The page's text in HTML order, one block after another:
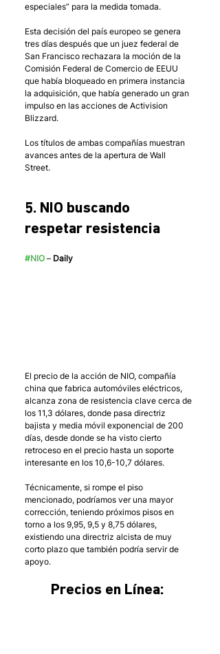
especiales” para la medida tomada.
Esta decisión del país europeo se genera
tres días después que un juez federal de
San Francisco rechazara la moción de la
Comisión Federal de Comercio de EEUU
que había bloqueado en primera instancia
la adquisición, que había generado un gran
impulso en las acciones de Activision
Blizzard.
Los títulos de ambas compañías muestran
avances antes de la apertura de Wall
Street.
5. NIO buscando
respetar resistencia
#NIO – Daily
El precio de la acción de NIO, compañía
china que fabrica automóviles eléctricos,
alcanza zona de resistencia clave cerca de
los 11,3 dólares, donde pasa directriz
bajista y media móvil exponencial de 200
días, desde donde se ha visto cierto
retroceso en el precio hasta un soporte
interesante en los 10,6-10,7 dólares.
Técnicamente, si rompe el piso
mencionado, podríamos ver una mayor
corrección, teniendo próximos pisos en
torno a los 9,95, 9,5 y 8,75 dólares,
existiendo una directriz alcista de muy
corto plazo que también podría servir de
apoyo.
Precios en Línea: